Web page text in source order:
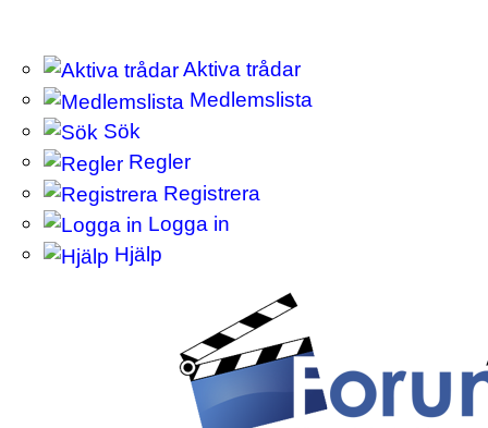
Aktiva trådar
Medlemslista
Sök
Regler
Registrera
Logga in
Hjälp